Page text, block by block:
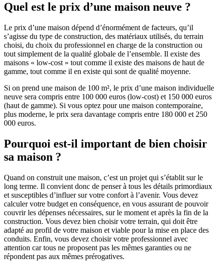
Quel est le prix d’une maison neuve ?
Le prix d’une maison dépend d’énormément de facteurs, qu’il
s’agisse du type de construction, des matériaux utilisés, du terrain
choisi, du choix du professionnel en charge de la construction ou
tout simplement de la qualité globale de l’ensemble. Il existe des
maisons « low-cost » tout comme il existe des maisons de haut de
gamme, tout comme il en existe qui sont de qualité moyenne.
Si on prend une maison de 100 m², le prix d’une maison individuelle
neuve sera compris entre 100 000 euros (low-cost) et 150 000 euros
(haut de gamme). Si vous optez pour une maison contemporaine,
plus moderne, le prix sera davantage compris entre 180 000 et 250
000 euros.
Pourquoi est-il important de bien choisir
sa maison ?
Quand on construit une maison, c’est un projet qui s’établit sur le
long terme. Il convient donc de penser à tous les détails primordiaux
et susceptibles d’influer sur votre confort à l’avenir. Vous devez
calculer votre budget en conséquence, en vous assurant de pouvoir
couvrir les dépenses nécessaires, sur le moment et après la fin de la
construction. Vous devez bien choisir votre terrain, qui doit être
adapté au profil de votre maison et viable pour la mise en place des
conduits. Enfin, vous devez choisir votre professionnel avec
attention car tous ne proposent pas les mêmes garanties ou ne
répondent pas aux mêmes prérogatives.